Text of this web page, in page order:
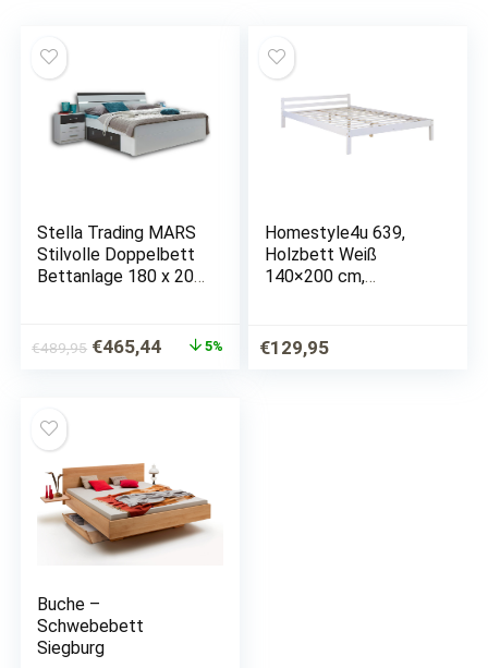
Stella Trading MARS
Stilvolle Doppelbett
Bettanlage 180 x 200
Schlafzimmer
Komplett-Set in weiß
€489,95 Ursprünglicher
€465,44Aktueller
5%
Homestyle4u 639,
Holzbett Weiß
140×200 cm,
Holz
€129,95
Buche –
Schwebebett
Siegburg